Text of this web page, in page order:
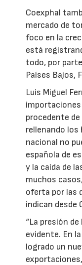
Coexphal
mercado de
foco en la
está
todo, por
Países Bajos,
Luis Miguel
procedente
rellenando los
nacional no
española de
y la caída de
muchos
oferta por las
indican desde
“La presión
evidente. En
logrado un